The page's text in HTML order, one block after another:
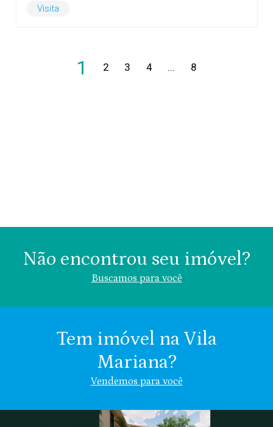
Visita
1 2 3 4 ... 8
Não encontrou seu imóvel?
Buscamos para você
Valor (R$)
Tem imóvel na Vila
Mariana?
Vendemos para você